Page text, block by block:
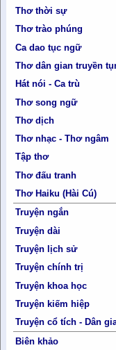
Thơ thời sự
Thơ trào phúng
Ca dao tục ngữ
Thơ dân gian truyền
Hát nói - Ca trù
Thơ song ngữ
Thơ dịch
Thơ nhạc - Thơ ngâm
Tập thơ
Thơ đấu tranh
Thơ Haiku (Hài Cú)
Truyện ngắn
Truyện dài
Truyện lịch sử
Truyện chính trị
Truyện khoa học
Truyện kiếm hiệp
Truyện cổ tích - Dân
Biên khảo